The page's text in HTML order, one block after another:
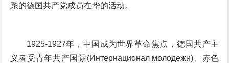
系的德国共产党成员在华的活动。
1925-1927年，中国成为世界革命焦点，德国共产主
义者受青年共产国际(Интернационал молодежи)、赤色